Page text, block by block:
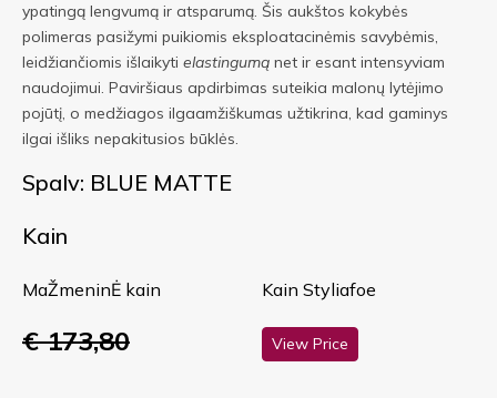
ypatingą lengvumą ir atsparumą. Šis aukštos kokybės
polimeras pasižymi puikiomis eksploatacinėmis savybėmis,
leidžiančiomis išlaikyti elastingumą net ir esant intensyviam
naudojimui. Paviršiaus apdirbimas suteikia malonų lytėjimo
pojūtį, o medžiagos ilgaamžiškumas užtikrina, kad gaminys
ilgai išliks nepakitusios būklės.
Spalv: BLUE MATTE
Kain
MaŽmeninĖ kain
€ 173,80
Kain Styliafoe
View Price